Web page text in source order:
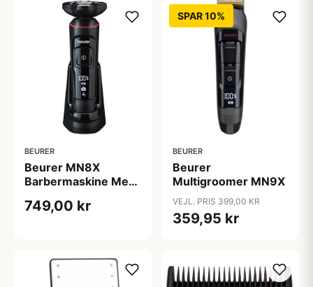
BEURER
Beurer MN8X
Barbermaskine Med
749,00 kr
SPAR 10%
BEURER
Beurer
Multigroomer MN9X
VEJL. PRIS 399,00 KR
359,95 kr